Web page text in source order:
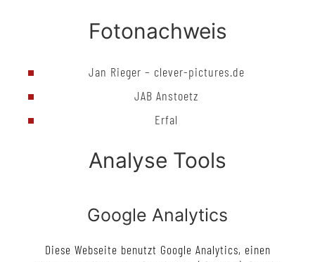
Fotonachweis
Jan Rieger – clever-pictures.de
JAB Anstoetz
Erfal
Analyse Tools
Google Analytics
Diese Webseite benutzt Google Analytics, einen